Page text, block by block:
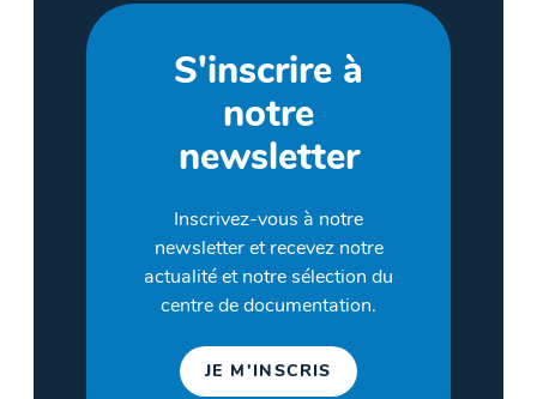
S'inscrire à
notre
newsletter
Inscrivez-vous à notre
newsletter et recevez notre
actualité et notre sélection du
centre de documentation.
JE M'INSCRIS